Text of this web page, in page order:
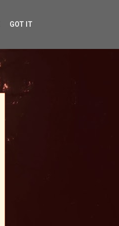
GOT IT